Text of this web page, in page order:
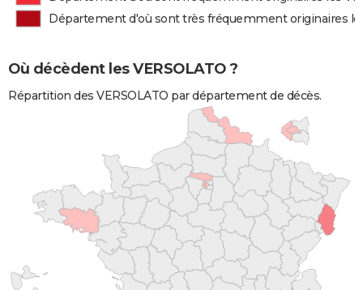
Département d'où sont très fréquemment originaires
Où décèdent les VERSOLATO ?
Répartition des VERSOLATO par département de décès.